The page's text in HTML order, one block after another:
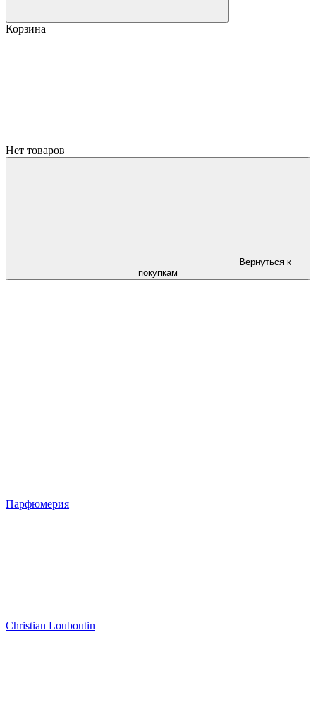
Корзина
Нет товаров
Вернуться к
покупкам
Парфюмерия
Christian Louboutin